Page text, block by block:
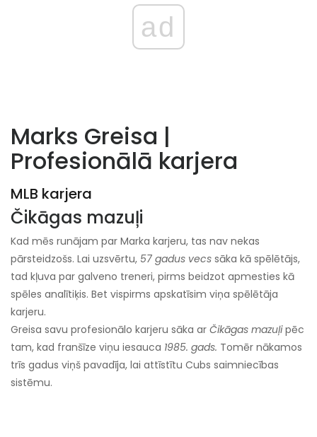
ad
Marks Greisa |
Profesionālā karjera
MLB karjera
Čikāgas mazuļi
Kad mēs runājam par Marka karjeru, tas nav nekas
pārsteidzošs. Lai uzsvērtu, 57 gadus vecs sāka kā spēlētājs,
tad kļuva par galveno treneri, pirms beidzot apmesties kā
spēles analītiķis. Bet vispirms apskatīsim viņa spēlētāja
karjeru.
Greisa savu profesionālo karjeru sāka ar Čikāgas mazuļipēc
tam, kad franšīze viņu iesauca 1985. gads. Tomēr nākamos
trīs gadus viņš pavadīja, lai attīstītu Cubs saimniecības
sistēmu.